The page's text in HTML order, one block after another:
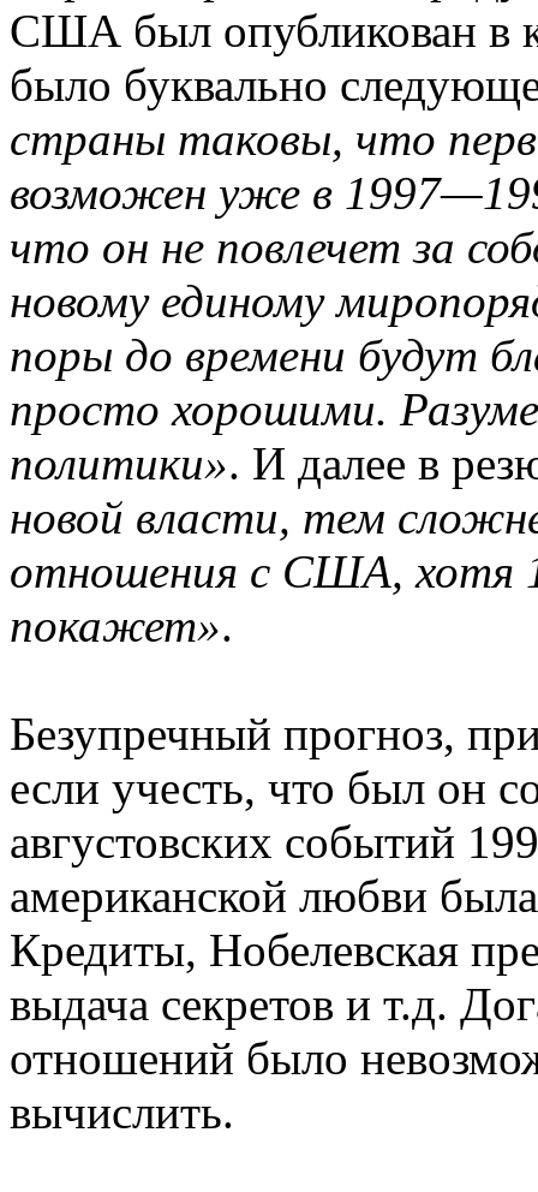
США был опубликован в
было буквально
страны таковы, что
возможен уже в
что он не повлечет за
новому единому
поры до времени будут
просто хорошими.
политики». И далее в
новой власти, тем
отношения с США, хотя
покажет».
Безупречный прогноз,
если учесть, что был он
августовских событий
американской любви
Кредиты, Нобелевская
выдача секретов и т.д.
отношений было
вычислить.